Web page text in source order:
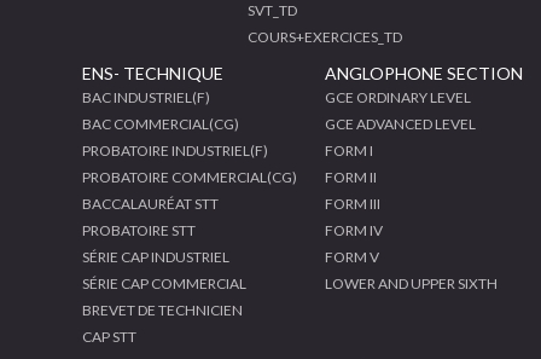
SVT_TD
COURS+EXERCICES_TD
ENS- TECHNIQUE
BAC INDUSTRIEL(F)
BAC COMMERCIAL(CG)
PROBATOIRE INDUSTRIEL(F)
PROBATOIRE COMMERCIAL(CG)
BACCALAURÉAT STT
PROBATOIRE STT
SÉRIE CAP INDUSTRIEL
SÉRIE CAP COMMERCIAL
BREVET DE TECHNICIEN
CAP STT
ANGLOPHONE SECTION
GCE ORDINARY LEVEL
GCE ADVANCED LEVEL
FORM I
FORM II
FORM III
FORM IV
FORM V
LOWER AND UPPER SIXTH